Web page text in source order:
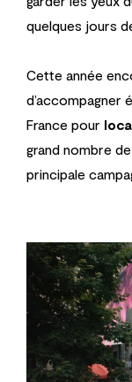
quelques jours
Cette année
d’accompagner
France pour
grand nombre
principale